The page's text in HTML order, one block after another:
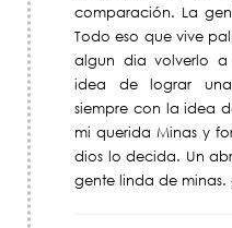
comparación. La
Todo eso que vive
algun dia volverlo
idea de lograr
siempre con la idea
mi querida Minas y
dios lo decida. Un
gente linda de minas.